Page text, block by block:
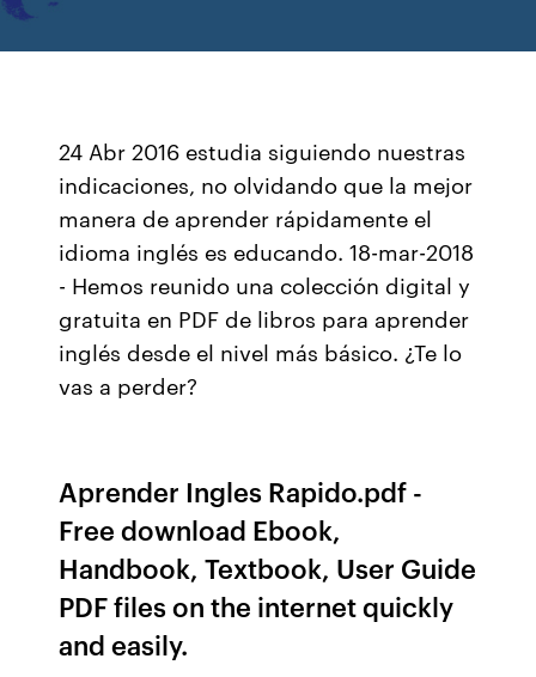
24 Abr 2016 estudia siguiendo nuestras
indicaciones, no olvidando que la mejor
manera de aprender rápidamente el
idioma inglés es educando. 18-mar-2018
- Hemos reunido una colección digital y
gratuita en PDF de libros para aprender
inglés desde el nivel más básico. ¿Te lo
vas a perder?
Aprender Ingles Rapido.pdf -
Free download Ebook,
Handbook, Textbook, User Guide
PDF files on the internet quickly
and easily.